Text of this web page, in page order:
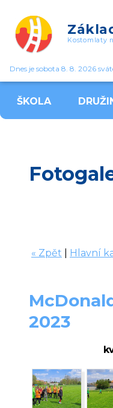
Kostomlaty
Dnes je sobota 8. 8. 2026
ŠKOLA
« Zpět Hlavní
2023